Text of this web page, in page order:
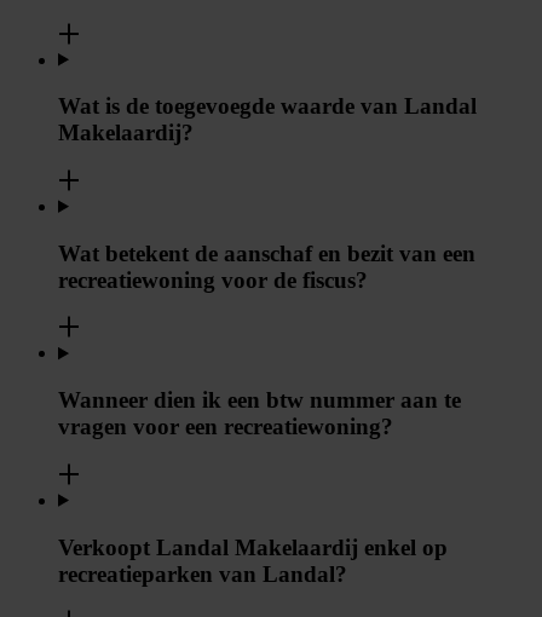
Wat is de toegevoegde waarde van Landal
Makelaardij?
Wat betekent de aanschaf en bezit van een
recreatiewoning voor de fiscus?
Wanneer dien ik een btw nummer aan te
vragen voor een recreatiewoning?
Verkoopt Landal Makelaardij enkel op
recreatieparken van Landal?